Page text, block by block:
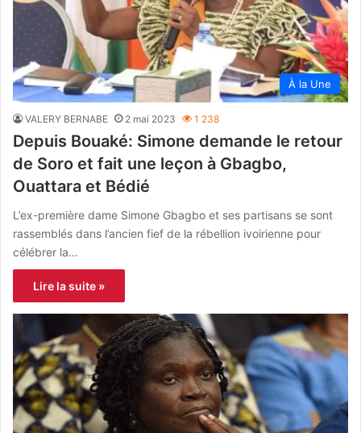
À la Une
VALERY BERNABE 2 mai 2023 1 238
Depuis Bouaké: Simone demande le retour
de Soro et fait une leçon à Gbagbo,
Ouattara et Bédié
L’ex-première dame Simone Gbagbo et ses partisans se sont
rassemblés dans l’ancien fief de la rébellion ivoirienne pour
célébrer la…
Lire la suite »